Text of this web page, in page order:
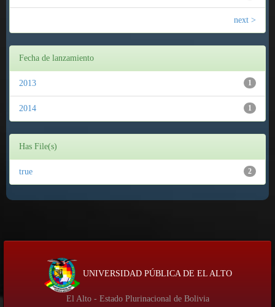
next >
Fecha de lanzamiento
1
2013
1
2014
Has File(s)
2
true
UNIVERSIDAD PÚBLICA DE EL ALTO
El Alto - Estado Plurinacional de Bolivia